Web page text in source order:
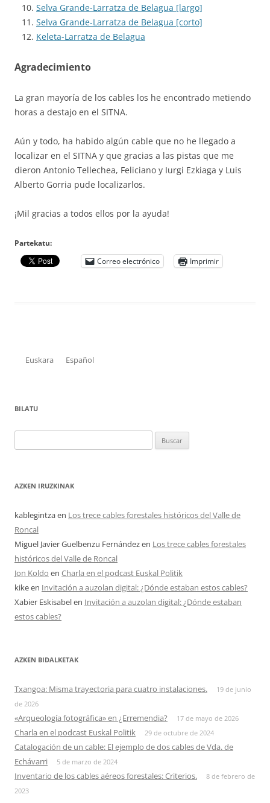
Selva Grande-Larratza de Belagua [largo]
Selva Grande-Larratza de Belagua [corto]
Keleta-Larratza de Belagua
Agradecimiento
La gran mayoría de los cables los he encontrado metiendo
horas a destajo en el SITNA.
Aún y todo, ha habido algún cable que no he llegado a
localizar en el SITNA y que gracias a las pistas que me
dieron Antonio Tellechea, Feliciano y Iurgi Ezkiaga y Luis
Alberto Gorria pude localizarlos.
¡Mil gracias a todos ellos por la ayuda!
Partekatu:
Correo electrónico
Imprimir
Euskara Español
BILATU
AZKEN IRUZKINAK
kablegintzaen Los trece cables forestales históricos del Valle de
Roncal
Miguel Javier Guelbenzu Fernándezen Los trece cables forestales
históricos del Valle de Roncal
Jon Koldo en Charla en el podcast Euskal Politik
kikeen Invitación a auzolan digital: ¿Dónde estaban estos cables?
Xabier Eskisabelen Invitación a auzolan digital: ¿Dónde estaban
estos cables?
AZKEN BIDALKETAK
Txangoa: Misma trayectoria para cuatro instalaciones.
19 de junio
de 2026
«Arqueología fotográfica» en ¿Erremendia? 17 de mayo de 2026
Charla en el podcast Euskal Politik 29 de octubre de 2024
Catalogación de un cable: El ejemplo de dos cables de Vda. de
Echávarri
5 de marzo de 2024
Inventario de los cables aéreos forestales: Criterios.
8 de febrero de
2023